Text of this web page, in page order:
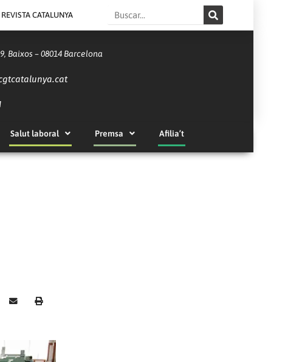
REVISTA CATALUNYA Search
Baixos – 08014 Barcelona
Salut laboral Premsa Afilia’t